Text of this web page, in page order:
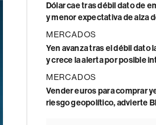
Dólar cae tras débil dato de
y menor expectativa de alza
MERCADOS
Yen avanza tras el débil dato
y crece la alerta por posible
MERCADOS
Vender euros para comprar
riesgo geopolítico, advierte